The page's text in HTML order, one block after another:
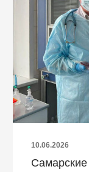
10.06.2026